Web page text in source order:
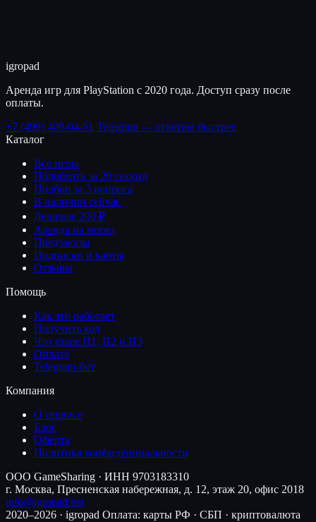
igropad
Аренда игр для PlayStation с 2020 года. Доступ сразу после
оплаты.
+7 (499) 409-04-51 Telegram — ответим быстрее
Каталог
Все игры
Подобрать за 20 секунд
Подбор за 3 вопроса
В наличии сейчас
Дешевле 200 ₽
Аренда на месяц
Предзаказы
Подписки и карты
Отзывы
Помощь
Как это работает
Получить код
Что такое П1, П2 и П3
Оплата
Telegram-бот
Компания
О сервисе
Блог
Оферта
Политика конфиденциальности
ООО GameSharing · ИНН 9703183310
г. Москва, Пресненская набережная, д. 12, этаж 20, офис 2018
info@igropad.net
2020–2026 · igropad Оплата: карты РФ · СБП · криптовалюта